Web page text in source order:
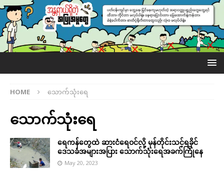
HOME သောက်သုံးရေ
သောက်သုံးရေ
ရေကန်တွေထဲ ဆားငံရေဝင်လို့ မုန်တိုင်းသင့်ရခိုင်
ဒေသခံအများအပြား သောက်သုံးရေအခက်ကြုံနေ
May 20, 2023